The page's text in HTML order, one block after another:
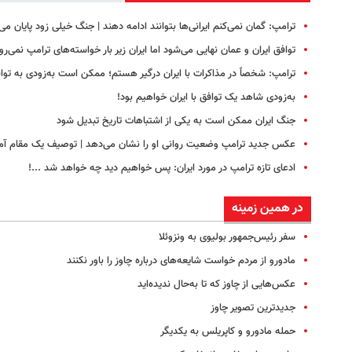
ترامپ: گمان نمی‌کنم ایرانی‌ها بتوانند ادامه دهند | جنگ خیلی زود پایان
توافق ایران و عمان نهایی می‌شود اما ایران زیر بار خواسته‌های ترامپ
ترامپ: شخصاً در مذاکرات با ایران درگیر هستم؛ ممکن است به‌زودی به
به‌زودی شاهد یک توافق با ایران خواهیم بود!
جنگ ایران ممکن است به یکی از اشتباهات تاریخ تبدیل شود
عکس جدید ترامپ وضعیت روانی او را نشان می‌دهد | توصیف یک مقام
ادعای تازه ترامپ در مورد ایران: پس خواهیم دید چه خواهد شد ...!
در همین زمینه
سفر رئیس‌جمهور بولیوی به ونزوئلا
مادورو از مردم خواست شایعه‌های درباره چاوز را باور نکنند
عکس‌هایی از چاوز که تا به‌حال ندیده‌اید
جدیدترین تصویر چاوز
حمله مادورو و کاپریلس به یکدیگر